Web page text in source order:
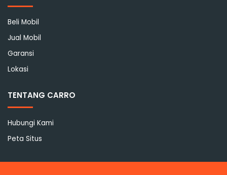
Beli Mobil
Jual Mobil
Garansi
Lokasi
TENTANG CARRO
Hubungi Kami
Peta Situs